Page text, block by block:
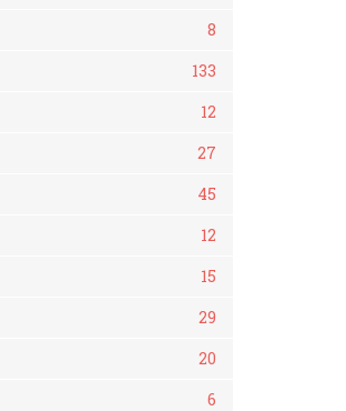
8
133
12
27
45
12
15
29
20
6